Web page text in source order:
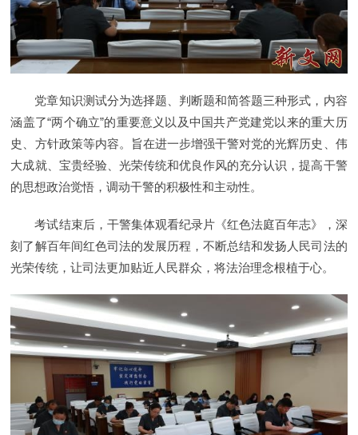
党章知识测试分为选择题、判断题和简答题三种形式，内容
涵盖了“两个确立”的重要意义以及中国共产党建党以来的重大历
史、方针政策等内容。旨在进一步增强干警对党的光辉历史、伟
大成就、宝贵经验、光荣传统和优良作风的充分认识，提高干警
的思想政治觉悟，调动干警的积极性和主动性。
考试结束后，干警集体观看纪录片《红色法庭百年志》，深
刻了解百年间红色司法的发展历程，不断总结和发扬人民司法的
光荣传统，让司法更加贴近人民群众，将法治理念根植于心。